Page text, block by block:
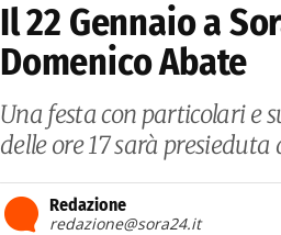
Il 22 Gennaio a
Domenico Abate
Una festa con particolari e
delle ore 17 sarà
Redazione
redazione@sora24.it